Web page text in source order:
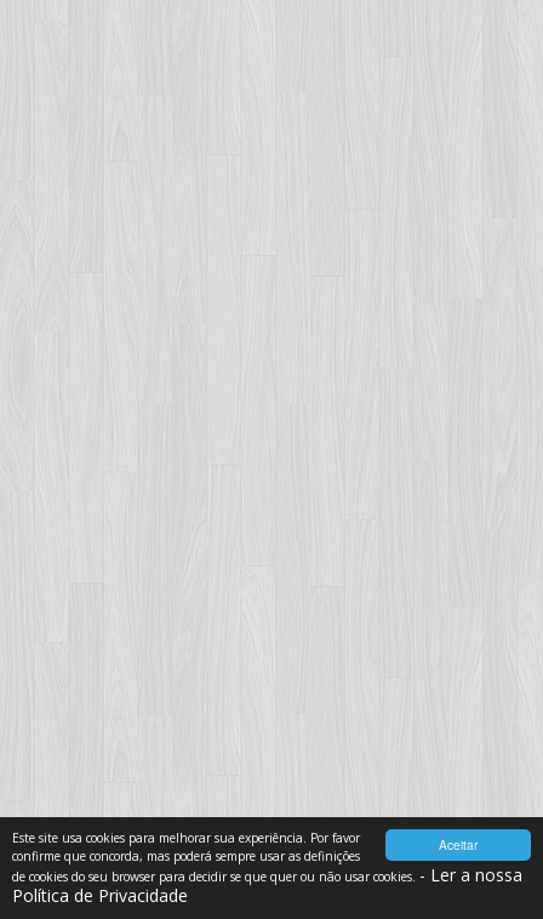
Aceitar
Este site usa cookies para melhorar sua experiência. Por favor
confirme que concorda, mas poderá sempre usar as definições
de cookies do seu browser para decidir se que quer ou não usar cookies. - Ler a nossa
Política de Privacidade